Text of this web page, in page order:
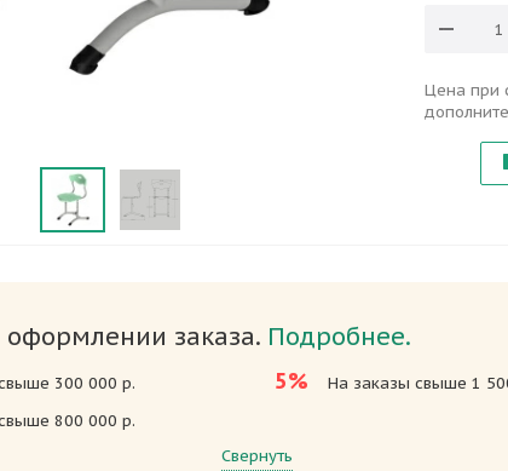
Цена при
заказа. Подробнее.
300 000 р.
800 000 р.
5% На заказы свыше 1
Свернуть